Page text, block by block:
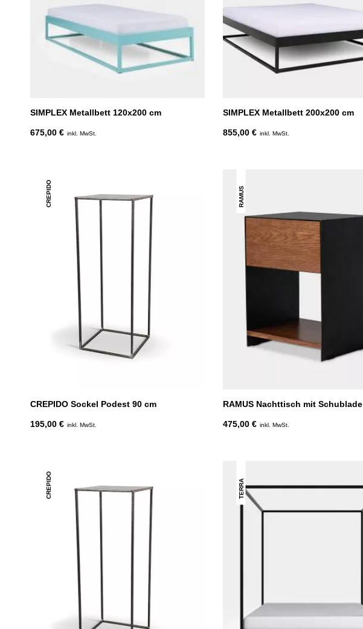
SIMPLEX Metallbett 120x200 cm
675,00 € inkl. MwSt.
SIMPLEX Metallbett 200x200 cm
855,00 € inkl. MwSt.
CREPIDO
CREPIDO Sockel Podest 90 cm
195,00 € inkl. MwSt.
RAMUS
RAMUS Nachttisch mit Schublade
475,00 € inkl. MwSt.
CREPIDO TERRA